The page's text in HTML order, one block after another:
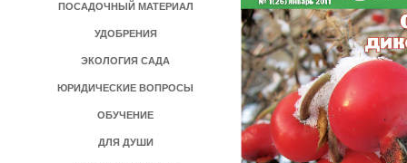
ПОСАДОЧНЫЙ МАТЕРИАЛ
УДОБРЕНИЯ
ЭКОЛОГИЯ САДА
ЮРИДИЧЕСКИЕ ВОПРОСЫ
ОБУЧЕНИЕ
ДЛЯ ДУШИ